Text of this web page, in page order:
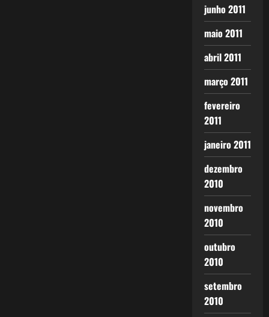
junho 2011
maio 2011
abril 2011
março 2011
fevereiro
2011
janeiro 2011
dezembro
2010
novembro
2010
outubro
2010
setembro
2010